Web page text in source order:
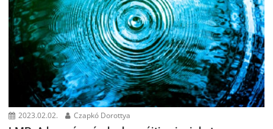
2023.02.02. Czapkó Dorottya